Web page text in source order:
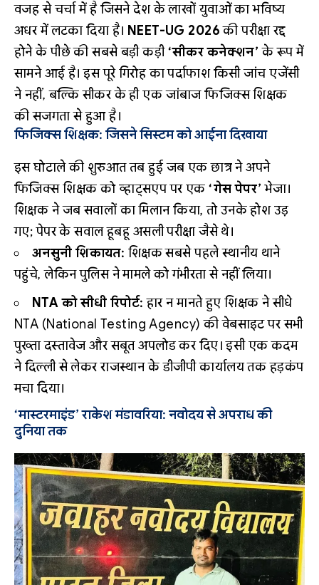
वजह से चर्चा में है जिसने देश के लाखों युवाओं का भविष्य
अधर में लटका दिया है। NEET-UG 2026की परीक्षा रद्द
होने के पीछे की सबसे बड़ी कड़ी‘सीकर कनेक्शन’ के रूप में
सामने आई है। इस पूरे गिरोह का पर्दाफाश किसी जांच एजेंसी
ने नहीं, बल्कि सीकर के ही एक जांबाज फिजिक्स शिक्षक
की सजगता से हुआ है।
फिजिक्स शिक्षक: जिसने सिस्टम को आईना दिखाया
इस घोटाले की शुरुआत तब हुई जब एक छात्र ने अपने
फिजिक्स शिक्षक को व्हाट्सएप पर एक‘गेस पेपर’ भेजा।
शिक्षक ने जब सवालों का मिलान किया, तो उनके होश उड़
गए; पेपर के सवाल हूबहू असली परीक्षा जैसे थे।
अनसुनी शिकायत: शिक्षक सबसे पहले स्थानीय थाने
पहुंचे, लेकिन पुलिस ने मामले को गंभीरता से नहीं लिया।
NTA को सीधी रिपोर्ट: हार न मानते हुए शिक्षक ने सीधे
NTA (National Testing Agency) की वेबसाइट पर सभी
पुख्ता दस्तावेज और सबूत अपलोड कर दिए। इसी एक कदम
ने दिल्ली से लेकर राजस्थान के डीजीपी कार्यालय तक हड़कंप
मचा दिया।
‘मास्टरमाइंड’ राकेश मंडावरिया: नवोदय से अपराध की
दुनिया तक